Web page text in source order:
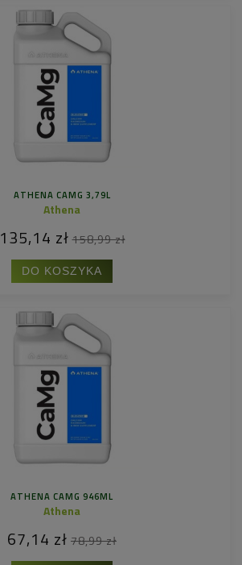
ATHENA CAMG 3,79L
Athena
135,14 zł 158,99 zł
DO KOSZYKA
ATHENA CAMG 946ML
Athena
67,14 zł 78,99 zł